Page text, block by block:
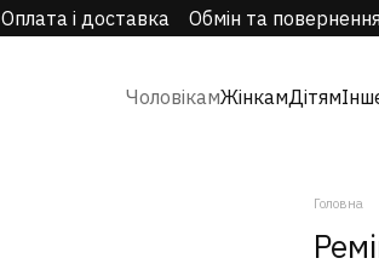
Оплата і доставка Обмін та повернення
ЧоловікамЖінкамДітям
Головна